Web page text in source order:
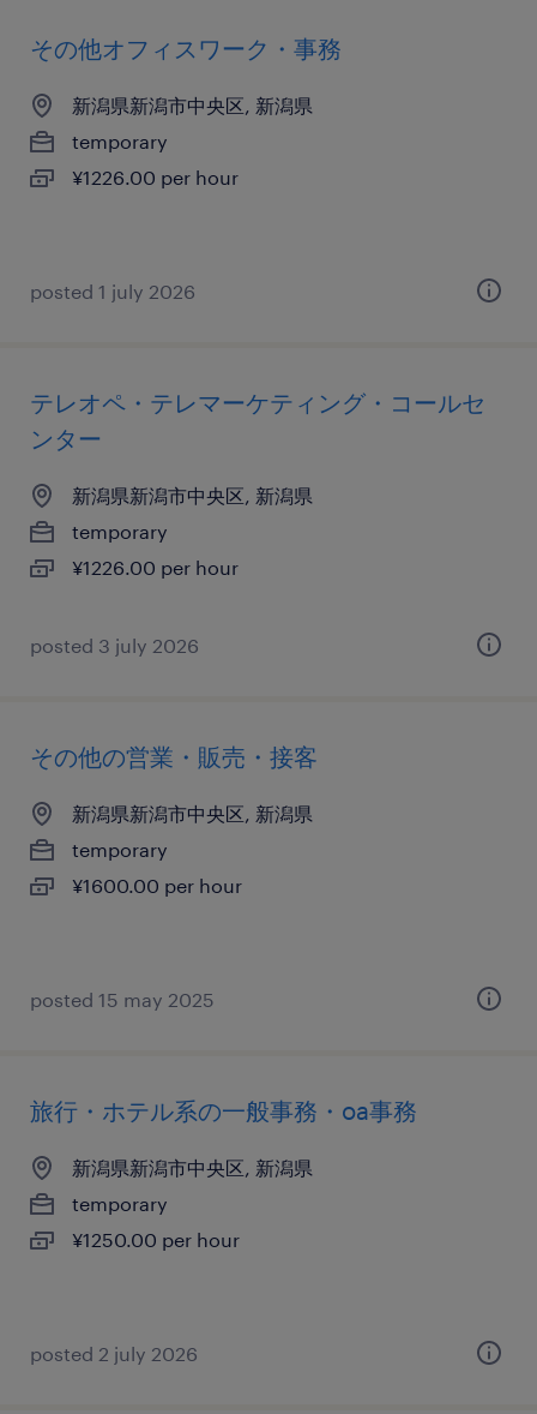
その他オフィスワーク・事務
新潟県新潟市中央区, 新潟県
temporary
¥1226.00 per hour
posted 1 july 2026
テレオペ・テレマーケティング・コールセ
ンター
新潟県新潟市中央区, 新潟県
temporary
¥1226.00 per hour
posted 3 july 2026
その他の営業・販売・接客
新潟県新潟市中央区, 新潟県
temporary
¥1600.00 per hour
posted 15 may 2025
旅行・ホテル系の一般事務・oa事務
新潟県新潟市中央区, 新潟県
temporary
¥1250.00 per hour
posted 2 july 2026